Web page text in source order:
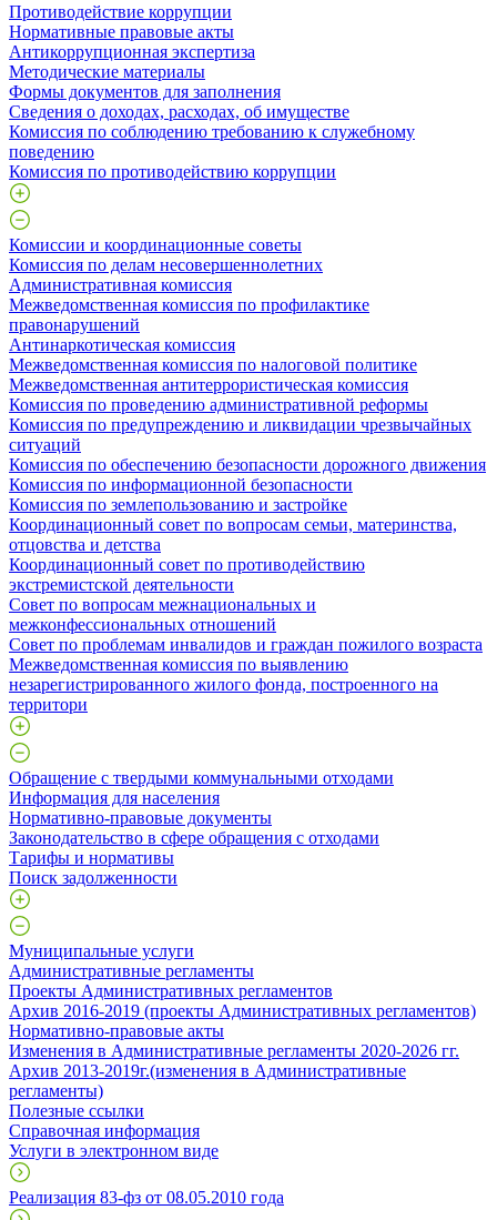
Противодействие коррупции
Нормативные правовые акты
Антикоррупционная экспертиза
Методические материалы
Формы документов для заполнения
Сведения о доходах, расходах, об имуществе
Комиссия по соблюдению требованию к служебному
поведению
Комиссия по противодействию коррупции
Комиссии и координационные советы
Комиссия по делам несовершеннолетних
Административная комиссия
Межведомственная комиссия по профилактике
правонарушений
Антинаркотическая комиссия
Межведомственная комиссия по налоговой политике
Межведомственная антитеррористическая комиссия
Комиссия по проведению административной реформы
Комиссия по предупреждению и ликвидации чрезвычайных
ситуаций
Комиссия по обеспечению безопасности дорожного движения
Комиссия по информационной безопасности
Комиссия по землепользованию и застройке
Координационный совет по вопросам семьи, материнства,
отцовства и детства
Координационный совет по противодействию
экстремистской деятельности
Совет по вопросам межнациональных и
межконфессиональных отношений
Совет по проблемам инвалидов и граждан пожилого возраста
Межведомственная комиссия по выявлению
незарегистрированного жилого фонда, построенного на
территори
Обращение с твердыми коммунальными отходами
Информация для населения
Нормативно-правовые документы
Законодательство в сфере обращения с отходами
Тарифы и нормативы
Поиск задолженности
Муниципальные услуги
Административные регламенты
Проекты Административных регламентов
Архив 2016-2019 (проекты Административных регламентов)
Нормативно-правовые акты
Изменения в Административные регламенты 2020-2026 гг.
Архив 2013-2019г.(изменения в Административные
регламенты)
Полезные ссылки
Справочная информация
Услуги в электронном виде
Реализация 83-фз от 08.05.2010 года